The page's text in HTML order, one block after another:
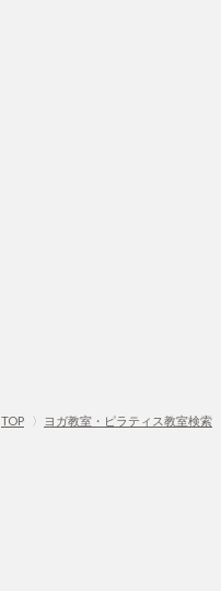
TOP 〉 ヨガ教室・ピラティス教室検索